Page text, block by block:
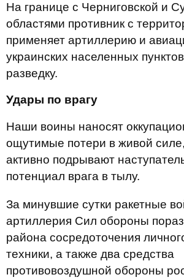
На границе с Черниговской и
областями противник с
применяет артиллерию и
украинских населенных
разведку.
Удары по врагу
Наши воины наносят
ощутимые потери в живой
активно подрывают
потенциал врага в тылу.
За минувшие сутки ракетные
артиллерия Сил обороны
района сосредоточения
техники, а также два средства
противовоздушной обороны